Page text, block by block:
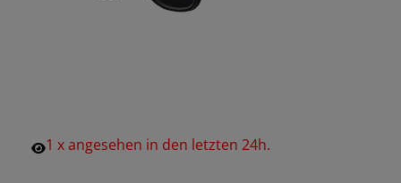
1 xangesehen in den letzten 24h.